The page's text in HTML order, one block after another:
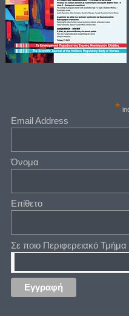
*
Email Address
Όνομα
Επίθετο
Σε ποιο Περιφερειακό Τμήμα